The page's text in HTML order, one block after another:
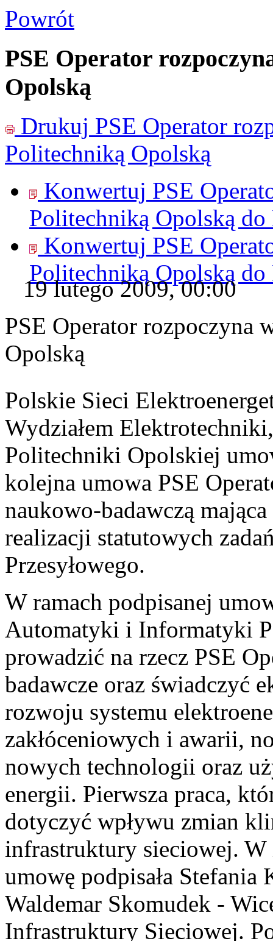
Powrót
PSE Operator
Opolską
Drukuj PSE Operator
Politechniką Opolską
Konwertuj PSE
Politechniką Opolską do
Konwertuj PSE
Politechniką Opolską do
19 lutego 2009, 00:00
PSE Operator rozpoczyna
Opolską
Polskie Sieci
Wydziałem
Politechniki Opolskiej
kolejna umowa PSE
naukowo-badawczą
realizacji statutowych
Przesyłowego.
W ramach podpisanej
Automatyki i Informatyki
prowadzić na rzecz PSE
badawcze oraz świadczyć
rozwoju systemu
zakłóceniowych i awarii,
nowych technologii oraz
energii. Pierwsza praca,
dotyczyć wpływu zmian
infrastruktury sieciowej.
umowę podpisała Stefania
Waldemar Skomudek -
Infrastruktury Sieciowej.